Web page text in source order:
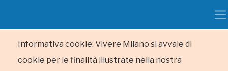
Informativa cookie: Vivere Milano si avvale di
cookie per le finalità illustrate nella nostra